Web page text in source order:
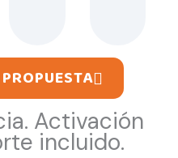
Activación
incluido.